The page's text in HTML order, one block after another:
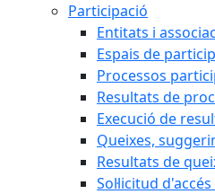
Participació
Entitats i
Espais de
Processos
Resultats de
Execució de
Queixes,
Resultats de
Sol·licitud